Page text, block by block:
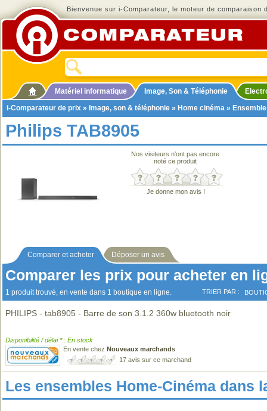
Bienvenue sur i-Comparateur, le moteur de comparaison
Matériel informatique Image, Son & Téléphonie
i-Comparateur de prix » Image, son & téléphonie » Home cinéma »
Philips TAB8905
Nos visiteurs n'ont pas encore
noté ce produit
Je donne mon avis !
Comparer et acheter Déposer un avis
Comparer les prix pour acheter en
1 produit trouvé, en vente dans 1 boutique en ligne. TRIER PAR :
PHILIPS - tab8905 - Barre de son 3.1.2 360w bluetooth noir
Disponibilité / délai * : En stock
En vente chez Nouveaux marchands
17 avis sur ce marchand
Les ensembles Home-Cinéma dans